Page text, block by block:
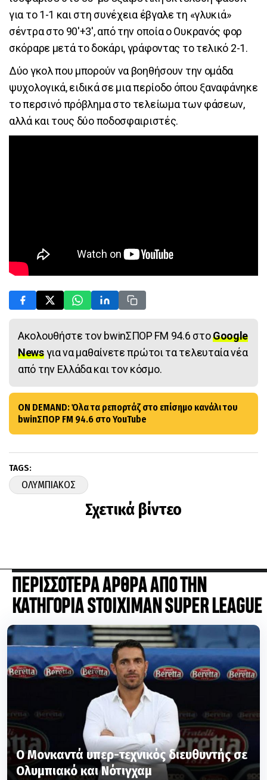
για το 1-1 και στη συνέχεια έβγαλε τη «γλυκιά»
σέντρα στο 90'+3', από την οποία ο Ουκρανός φορ
σκόραρε μετά το δοκάρι, γράφοντας το τελικό 2-1.
Δύο γκολ που μπορούν να βοηθήσουν την ομάδα
ψυχολογικά, ειδικά σε μια περίοδο όπου ξαναφάνηκε
το περσινό πρόβλημα στο τελείωμα των φάσεων,
αλλά και τους δύο ποδοσφαιριστές.
Ακολουθήστε τον bwinΣΠΟΡ FM 94.6 στοGoogle
Newsγια να μαθαίνετε πρώτοι τα τελευταία νέα
από την Ελλάδα και τον κόσμο.
ON DEMAND: Όλα τα ρεπορτάζ στο επίσημο κανάλι του
bwinΣΠΟΡ FM 94.6 στο YouTube
TAGS:
ΟΛΥΜΠΙΑΚΟΣ
Σχετικά βίντεο
ΠΕΡΙΣΣΟΤΕΡΑ ΑΡΘΡΑ ΑΠΟ ΤΗΝ
ΚΑΤΗΓΟΡΙΑ STOIXIMAN SUPER LEAGUE
Ο Μονκαντά υπερ-τεχνικός διευθυντής σε
Ολυμπιακό και Νότιγχαμ